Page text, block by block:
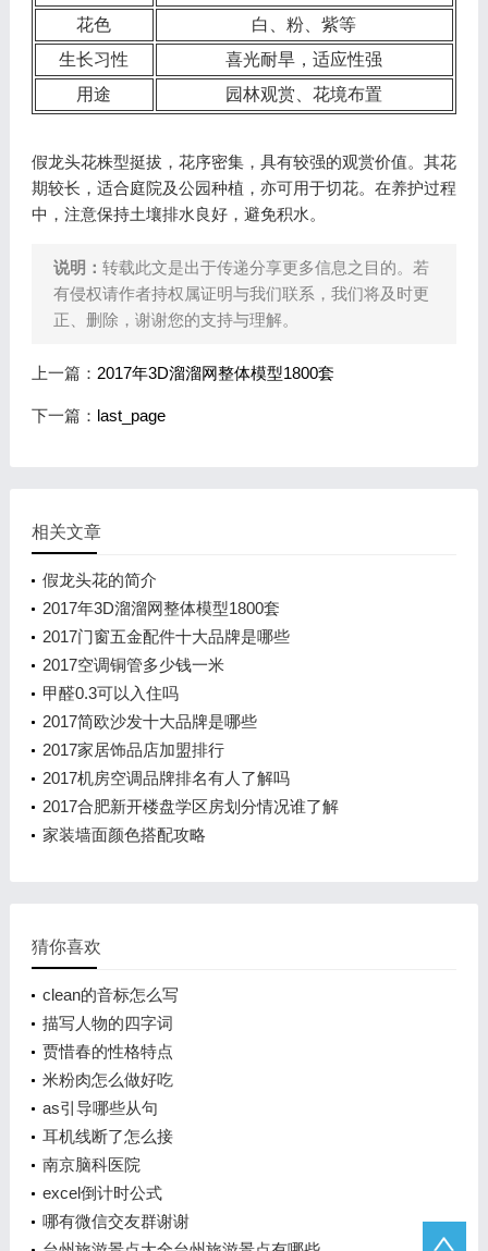
花色
白、粉、紫等
生长习性
喜光耐旱，适应性强
用途
园林观赏、花境布置
假龙头花株型挺拔，花序密集，具有较强的观赏价值。其花
期较长，适合庭院及公园种植，亦可用于切花。在养护过程
中，注意保持土壤排水良好，避免积水。
说明： 转载此文是出于传递分享更多信息之目的。若
有侵权请作者持权属证明与我们联系，我们将及时更
正、删除，谢谢您的支持与理解。
上一篇： 2017年3D溜溜网整体模型1800套
下一篇： last_page
相关文章
假龙头花的简介
2017年3D溜溜网整体模型1800套
2017门窗五金配件十大品牌是哪些
2017空调铜管多少钱一米
甲醛0.3可以入住吗
2017简欧沙发十大品牌是哪些
2017家居饰品店加盟排行
2017机房空调品牌排名有人了解吗
2017合肥新开楼盘学区房划分情况谁了解
家装墙面颜色搭配攻略
猜你喜欢
clean的音标怎么写
描写人物的四字词
贾惜春的性格特点
米粉肉怎么做好吃
as引导哪些从句
耳机线断了怎么接
南京脑科医院
excel倒计时公式
哪有微信交友群谢谢